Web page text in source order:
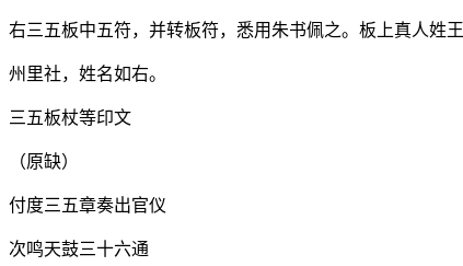
右三五板中五符，并转板符，悉用朱书佩之。板上真人姓
州里社，姓名如右。
三五板杖等印文
（原缺）
付度三五章奏出官仪
次鸣天鼓三十六通